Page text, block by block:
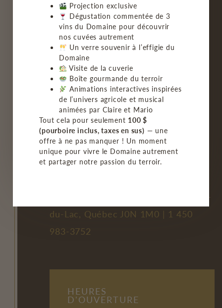
ACCUEIL
LE VIGNOBLE
NOS VINS
BISTRO/GROUPE
MON COMPTE
FAQ
NOUS JOINDRE
2477, chemin Principal, Saint-Joseph-
du-Lac, Québec J0N 1M0 | 1 450
983-3752
HEURES
D'OUVERTURE
Projection exclusive
Dégustation commentée de 3
vins du Domaine pour découvrir
nos cuvées autrement
Un verre souvenir à l’effigie du
Domaine
Visite de la cuverie
Boîte gourmande du terroir
Animations interactives inspirées
de l’univers agricole et musical
animées par Claire et Mario
Tout cela pour seulement 100 $
(pourboire inclus, taxes en sus) — une
offre à ne pas manquer ! Un moment
unique pour vivre le Domaine autrement
et partager notre passion du terroir.